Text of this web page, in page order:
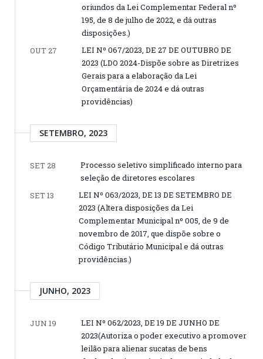
oriundos da Lei Complementar Federal nº
195, de 8 de julho de 2022, e dá outras
disposições.)
OUT 27
LEI Nº 067/2023, DE 27 DE OUTUBRO DE
2023 (LDO 2024-Dispõe sobre as Diretrizes
Gerais para a elaboração da Lei
Orçamentária de 2024 e dá outras
providências)
SETEMBRO, 2023
SET 28
Processo seletivo simplificado interno para
seleção de diretores escolares
SET 13
LEI Nº 063/2023, DE 13 DE SETEMBRO DE
2023 (Altera disposições da Lei
Complementar Municipal nº 005, de 9 de
novembro de 2017, que dispõe sobre o
Código Tributário Municipal e dá outras
providências.)
JUNHO, 2023
JUN 19
LEI Nº 062/2023, DE 19 DE JUNHO DE
2023(Autoriza o poder executivo a promover
leilão para alienar sucatas de bens